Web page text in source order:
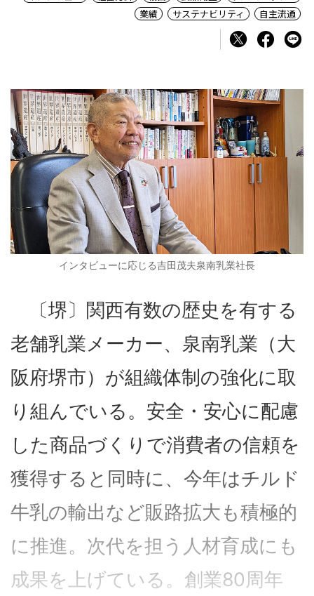
業績
サステナビリティ 自主流通
インタビューに応じる吉田茂夫泉南乳業社長
〔堺〕関西有数の歴史を有する
老舗乳業メーカー、泉南乳業（大
阪府堺市）が組織体制の強化に取
り組んでいる。安全・安心に配慮
した商品づくりで消費者の信頼を
獲得すると同時に、今年はチルド
牛乳の輸出など販路拡大も積極的
に推進。次代を担う人材育成にも
成果を上げている。創業80周年